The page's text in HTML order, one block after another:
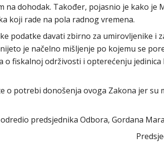
dohodak. Također, pojasnio je kako je
koji rade na pola radnog vremena.
podatke davati zbirno za umirovljenike i
je načelno mišljenje po kojemu se
fiskalnoj održivosti i opterećenju jedinica
o potrebi donošenja ovoga Zakona jer su
predsjednika Odbora, Gordana